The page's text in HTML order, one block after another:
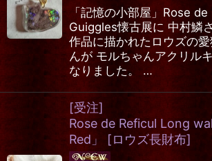
「記憶の小部屋」Rose
Guiggles懐古展に 中村鱗
作品に描かれたロウズの
んが モルちゃんアクリル
なりました。 …
[受注]
Rose de Reficul Long
Red」
[ロウズ長財布]